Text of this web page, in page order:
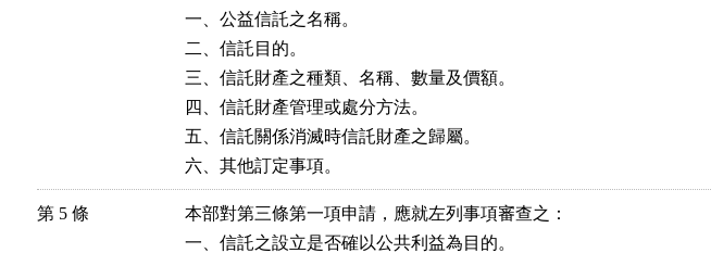
一、公益信託之名稱。
二、信託目的。
三、信託財產之種類、名稱、數量及價額。
四、信託財產管理或處分方法。
五、信託關係消滅時信託財產之歸屬。
第 5 條
本部對第三條第一項申請，應就左列事項審查之：
一、信託之設立是否確以公共利益為目的。